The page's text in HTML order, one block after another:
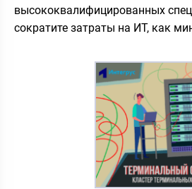
высококвалифицированных
сократите затраты на ИТ, как